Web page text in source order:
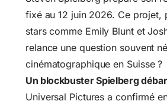
fixé au 12 juin 2026. Ce projet,
stars comme Emily Blunt et
relance une question souvent
cinématographique en Suisse ?
Un blockbuster Spielberg
Universal Pictures a confirmé